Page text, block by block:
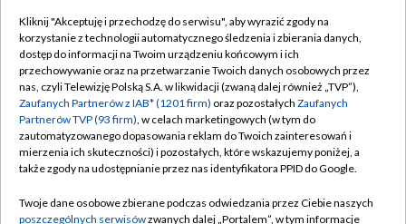
TVP
Abonament TVP
Emisja w TVP
Centrum informacji TVP
Naziemna Telewizja Cyfrowa
Rada Programowa
Regulamin TVP
Polityka prywatności
Moje zgody
Pomoc
Kliknij "Akceptuję i przechodzę do serwisu", aby wyrazić zgody na
korzystanie z technologii automatycznego śledzenia i zbierania danych,
dostęp do informacji na Twoim urządzeniu końcowym i ich
przechowywanie oraz na przetwarzanie Twoich danych osobowych przez
nas, czyli Telewizję Polską S.A. w likwidacji (zwaną dalej również „TVP”),
Zaufanych Partnerów z IAB* (1201 firm) oraz pozostałych Zaufanych
Partnerów TVP (93 firm), w celach marketingowych (w tym do
zautomatyzowanego dopasowania reklam do Twoich zainteresowań i
mierzenia ich skuteczności) i pozostałych, które wskazujemy poniżej, a
także zgody na udostępnianie przez nas identyfikatora PPID do Google.
Twoje dane osobowe zbierane podczas odwiedzania przez Ciebie naszych
poszczególnych serwisówzwanych dalej „Portalem”, w tym informacje